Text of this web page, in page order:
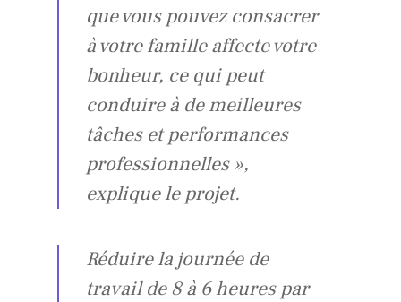
que vous pouvez consacrer
à votre famille affecte votre
bonheur, ce qui peut
conduire à de meilleures
tâches et performances
professionnelles »,
explique le projet.
Réduire la journée de
travail de 8 à 6 heures par